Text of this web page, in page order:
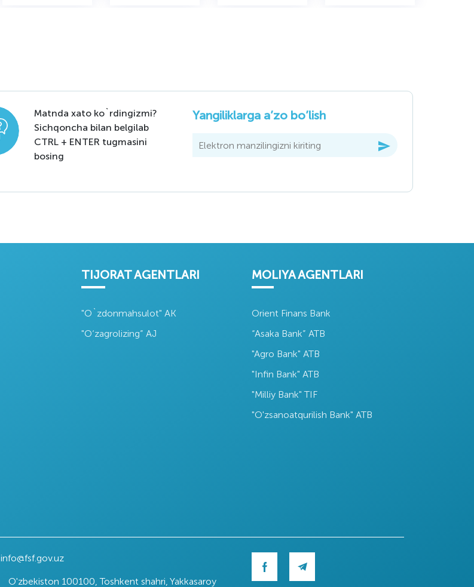
Oʻzdonmaxsulot
kompaniyasi
Agrobank
banki
Oʻzbekiston
Oʻzbekiston
Oʻzbekiston
Matnda xato ko`rdingizmi?
Sichqoncha bilan belgilab
CTRL + ENTER tugmasini
bosing
Yangiliklarga a’zo bo’lish
TIJORAT AGENTLARI
"O`zdonmahsulot" AK
"O‘zagrolizing” AJ
MOLIYA AGENTLARI
Orient Finans Bank
“Asaka Bank” ATB
"Agro Bank" ATB
"Infin Bank" ATB
"Milliy Bank" TIF
"O'zsanoatqurilish Bank" ATB
info@fsf.gov.uz
O'zbekiston 100100, Toshkent shahri, Yakkasaroy